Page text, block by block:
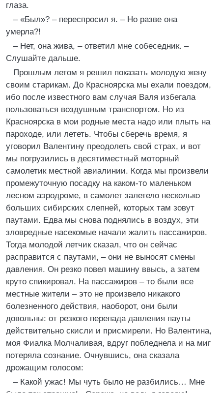
глаза.
– «Был»? – переспросил я. – Но разве она
умерла?!
– Нет, она жива, – ответил мне собеседник. –
Слушайте дальше.
Прошлым летом я решил показать молодую жену
своим старикам. До Красноярска мы ехали поездом,
ибо после известного вам случая Валя избегала
пользоваться воздушным транспортом. Но из
Красноярска в мои родные места надо или плыть на
пароходе, или лететь. Чтобы сберечь время, я
уговорил Валентину преодолеть свой страх, и вот
мы погрузились в десятиместный моторный
самолетик местной авиалинии. Когда мы произвели
промежуточную посадку на каком-то маленьком
лесном аэродроме, в самолет залетело несколько
больших сибирских слепней, которых там зовут
паутами. Едва мы снова поднялись в воздух, эти
зловредные насекомые начали жалить пассажиров.
Тогда молодой летчик сказал, что он сейчас
расправится с паутами, – они не выносят смены
давления. Он резко повел машину ввысь, а затем
круто спикировал. На пассажиров – то были все
местные жители – это не произвело никакого
болезненного действия, наоборот, они были
довольны: от резкого перепада давления пауты
действительно скисли и присмирели. Но Валентина,
моя Фиалка Молчаливая, вдруг побледнела и на миг
потеряла сознание. Очнувшись, она сказала
дрожащим голосом:
– Какой ужас! Мы чуть было не разбились… Мне